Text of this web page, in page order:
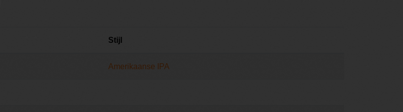
Stijl
Amerikaanse IPA